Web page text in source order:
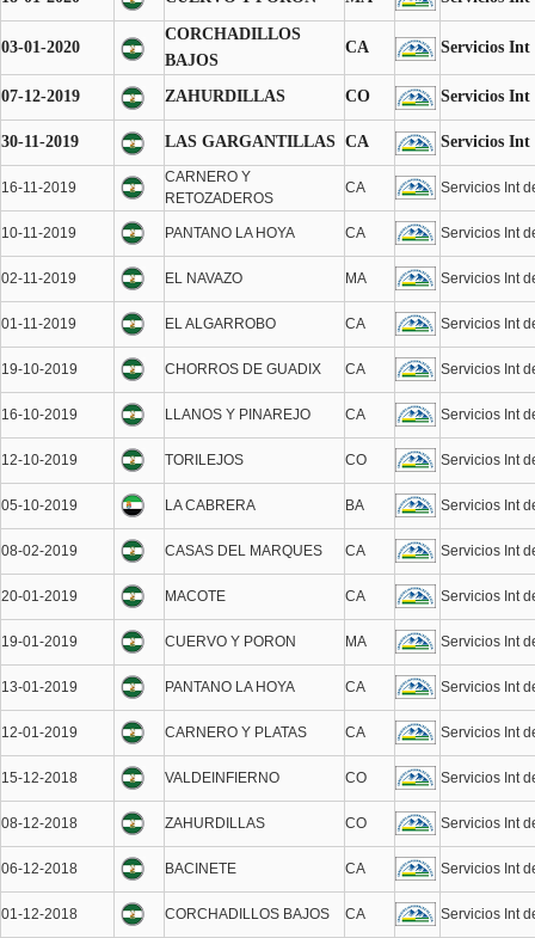
03-01-2020
CORCHADILLOS
BAJOS
CA Servicios Int
07-12-2019 ZAHURDILLAS CO Servicios Int
30-11-2019 LAS GARGANTILLAS CA Servicios Int
16-11-2019
CARNERO Y
RETOZADEROS
CA Servicios Int
10-11-2019 PANTANO LA HOYA CA Servicios Int
02-11-2019 EL NAVAZO MA Servicios Int
01-11-2019 EL ALGARROBO CA Servicios Int
19-10-2019 CHORROS DE GUADIX CA Servicios Int
16-10-2019 LLANOS Y PINAREJO CA Servicios Int
12-10-2019 TORILEJOS CO Servicios Int
05-10-2019 LA CABRERA BA Servicios Int
08-02-2019 CASAS DEL MARQUES CA Servicios Int
20-01-2019 MACOTE CA Servicios Int
19-01-2019 CUERVO Y PORON MA Servicios Int
13-01-2019 PANTANO LA HOYA CA Servicios Int
12-01-2019 CARNERO Y PLATAS CA Servicios Int
15-12-2018 VALDEINFIERNO CO Servicios Int
08-12-2018 ZAHURDILLAS CO Servicios Int
06-12-2018 BACINETE CA Servicios Int
01-12-2018 CORCHADILLOS BAJOS CA Servicios Int